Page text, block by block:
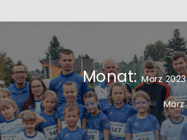
Monat:März 2023
Home 2023 März